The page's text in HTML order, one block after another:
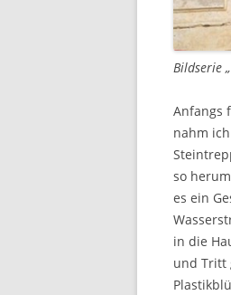
Bildserie
Anfangs
nahm
so
es ein
in die
und Tritt